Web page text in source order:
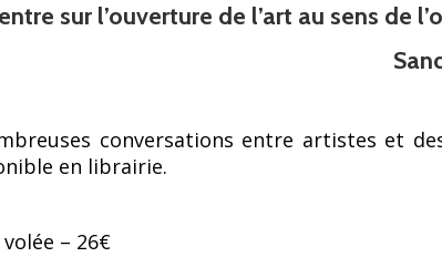
sur l’ouverture de l’art au sens de
conversations entre artistes et
en librairie.
– 26€